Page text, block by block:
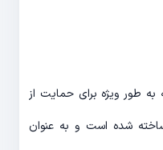
طور ویژه برای حمایت از
شده است و به عنوان